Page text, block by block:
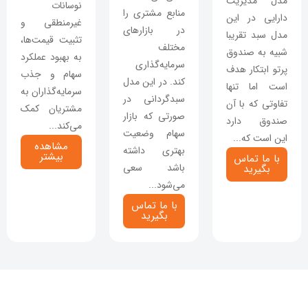
دارایی در این
مدل سبد تقریبا
شبیه به صندوق
پرتو ابتکار هدف
است اما تنها
تفاوتی که با آن
صندوق دارد
این است که...
با ما تماس
بگیرید
منابع مشتری را
در بازارهای
مختلف
سرمایه‌گذاری
کند. در این مدل
سبدگردانی در
صورتی که بازار
سهام وضعیت
بهتری داشته
باشد سعی
می‌شود...
با ما تماس
بگیرید
نوسانات
غیرمنطقی و
تثبیت قیمت‌ها،
به بهبود عملکرد
سهام و جذب
سرمایه‌گذاران به
مشتریان کمک
می‌کند...
مشاهده
بیشتر